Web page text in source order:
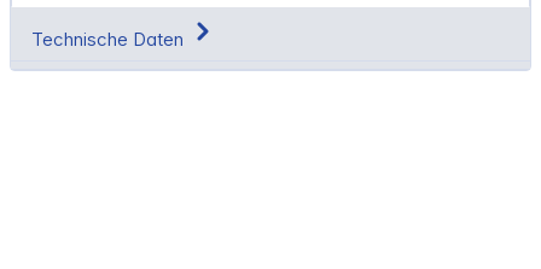
Technische Daten